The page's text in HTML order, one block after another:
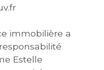
immobilière a
Estelle